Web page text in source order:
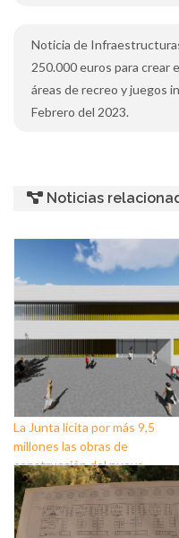
Noticia de
250.000 euros para crear
áreas de recreo y juegos
Febrero del 2023.
Noticias
La Junta licita por más 9,5
millones las obras de
construcción del nuevo
instituto de Almerimar en El
Ejido